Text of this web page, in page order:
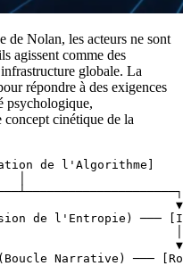
de Nolan, les acteurs ne sont
agissent comme des
globale. La
répondre à des exigences
psychologique,
cinétique de la
de l'Algorithme]
▼
de l'Entropie) ───
▼
(Boucle Narrative) ───